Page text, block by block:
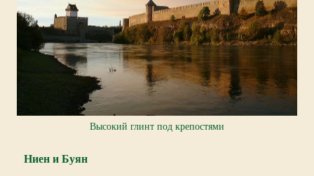
Высокий глинт под крепостями
Ниен и Буян